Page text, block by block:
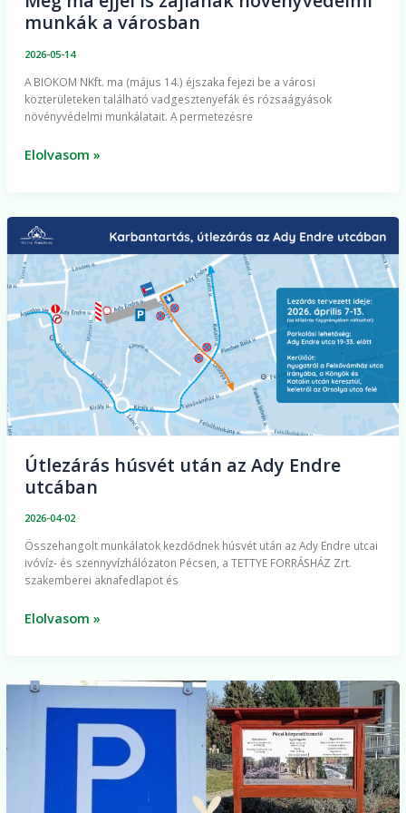
munkák a városban
2026-05-14
A BIOKOM NKft. ma (május 14.) éjszaka fejezi be a városi
közterületeken található vadgesztenyefák és rózsaágyások
növényvédelmi munkálatait. A permetezésre
Elolvasom »
Útlezárás húsvét után az Ady Endre
utcában
2026-04-02
Összehangolt munkálatok kezdődnek húsvét után az Ady Endre utcai
ivóvíz- és szennyvízhálózaton Pécsen, a TETTYE FORRÁSHÁZ Zrt.
szakemberei aknafedlapot és
Útlezárás
húsvét
után
az
Ady
Endre
utcában
Elolvasom »
Ingyenesen
parkolhatunk
hosszú
hétvégén